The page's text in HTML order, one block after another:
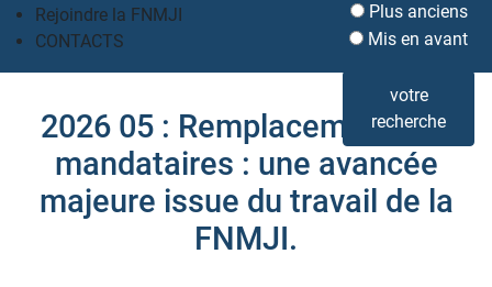
Rejoindre la FNMJI
CONTACTS
Plus anciens
Mis en avant
votre
recherche
2026 05 : Remplacement des
mandataires : une avancée
majeure issue du travail de la
FNMJI.